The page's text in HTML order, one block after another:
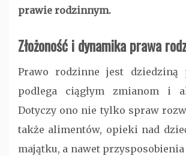
prawie rodzinnym.
Złożoność i dynamika prawa
Prawo rodzinne jest dziedziną
podlega ciągłym zmianom i
Dotyczy ono nie tylko spraw
także alimentów, opieki nad
majątku, a nawet